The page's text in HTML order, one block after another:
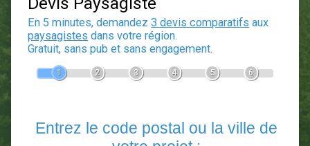
Devis Paysagiste
En 5 minutes, demandez3 devis comparatifs